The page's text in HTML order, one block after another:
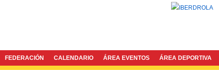
FEDERACIÓN CALENDARIO ÁREA EVENTOS ÁREA DEPORTIVA